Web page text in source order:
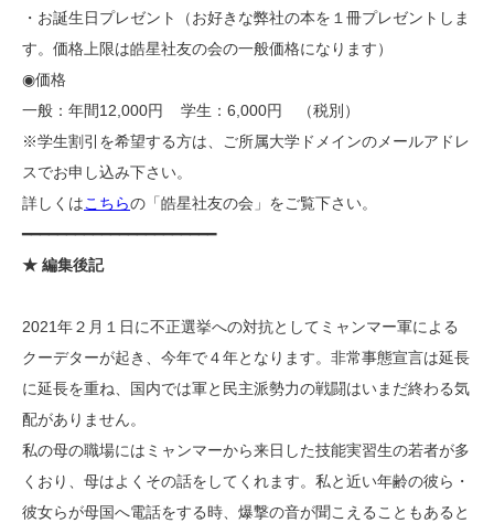
・お誕生日プレゼント（お好きな弊社の本を１冊プレゼントしま
す。価格上限は皓星社友の会の一般価格になります）
◉価格
一般：年間12,000円 学生：6,000円 （税別）
※学生割引を希望する方は、ご所属大学ドメインのメールアドレ
スでお申し込み下さい。
詳しくはこちらの「皓星社友の会」をご覧下さい。
━━━━━━━━━━━━━━━━━━━━━━
★ 編集後記
2021年２月１日に不正選挙への対抗としてミャンマー軍による
クーデターが起き、今年で４年となります。非常事態宣言は延長
に延長を重ね、国内では軍と民主派勢力の戦闘はいまだ終わる気
配がありません。
私の母の職場にはミャンマーから来日した技能実習生の若者が多
くおり、母はよくその話をしてくれます。私と近い年齢の彼ら・
彼女らが母国へ電話をする時、爆撃の音が聞こえることもあると